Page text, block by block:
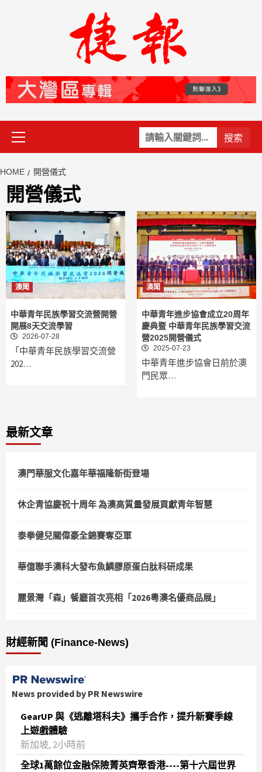
關
鍵
Primary
Menu
HOME 開營儀式
開營儀式
澳聞
中華青年民族學習交流營開營
開展8天交流學習
2026-07-28
「中華青年民族學習交流營
202…
澳聞
中華青年進步協會成立20周年
慶典暨 中華青年民族學習交流
營2025開營儀式
2025-07-23
中華青年進步協會日前於澳
門民眾…
最新文章
澳門華服文化嘉年華福隆新街登場
休企青協慶祝十周年 為澳高質量發展貢獻青年智慧
泰拳健兒關偉豪全錦賽奪亞軍
華億聯手澳科大發布魚鱗膠原蛋白肽科研成果
麗景灣「森」餐廳首次亮相「2026粵澳名優商品展」
財經新聞 (Finance-News)
News provided by PR Newswire
GearUP 與《逃離塔科夫》攜手合作，提升新賽季線
上遊戲體驗
新加坡, 2小時前
全球1萬餘位金融保險菁英齊聚香港----第十六屆世界